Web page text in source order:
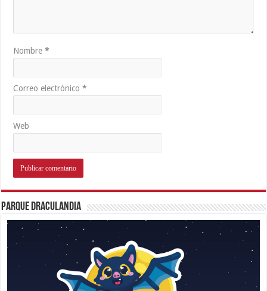
Nombre*
Correo electrónico*
Web
Parque Draculandia